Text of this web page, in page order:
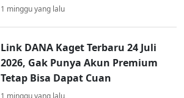
1 minggu yang lalu
Link DANA Kaget Terbaru 24 Juli
2026, Gak Punya Akun Premium
Tetap Bisa Dapat Cuan